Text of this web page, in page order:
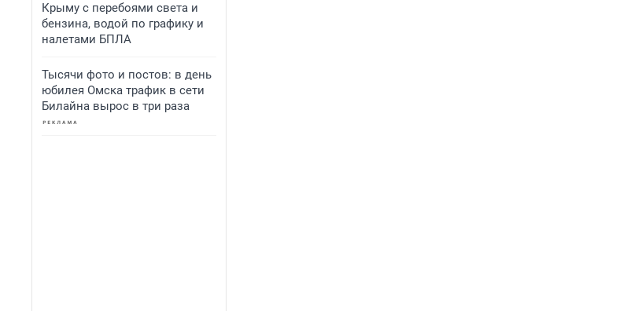
Крыму с перебоями света и
бензина, водой по графику и
налетами БПЛА
Тысячи фото и постов: в день
юбилея Омска трафик в сети
Билайна вырос в три раза